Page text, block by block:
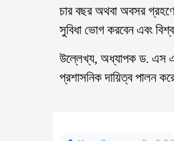
চার বছর অথবা অবসর
সুবিধা ভোগ করবেন এবং
উল্লেখ্য, অধ্যাপক ড. এস এম
প্রশাসনিক দায়িত্ব পালন